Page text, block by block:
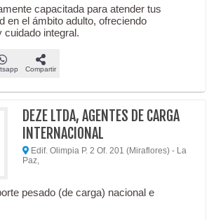
capacitada para atender tus
en el ámbito adulto, ofreciendo
cuidado integral.
Compartir
DEZE LTDA, AGENTES DE CARGA
INTERNACIONAL
Edif. Olimpia P. 2 Of. 201 (Miraflores) - La
Paz,
pesado (de carga) nacional e